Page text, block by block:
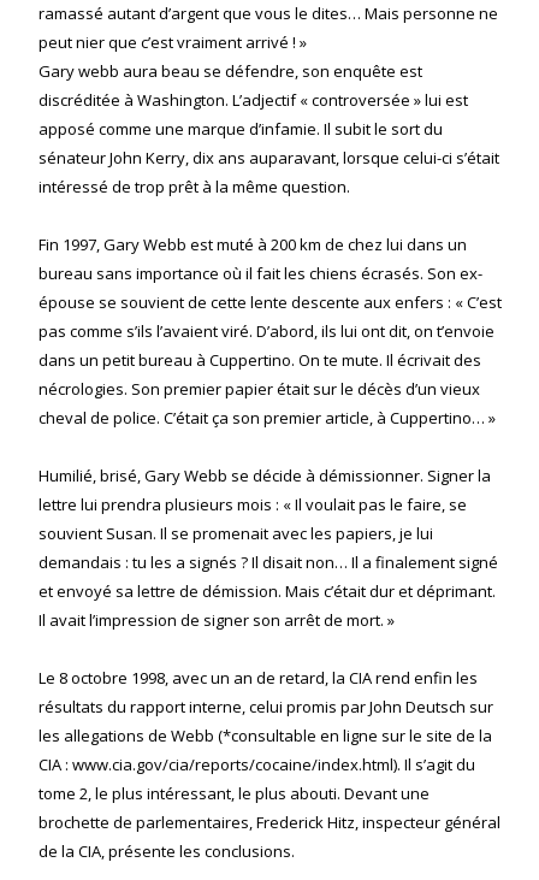
ramassé autant d’argent que vous le dites… Mais personne ne
peut nier que c’est vraiment arrivé ! »
Gary webb aura beau se défendre, son enquête est
discréditée à Washington. L’adjectif « controversée » lui est
apposé comme une marque d’infamie. Il subit le sort du
sénateur John Kerry, dix ans auparavant, lorsque celui-ci s’était
intéressé de trop prêt à la même question.
Fin 1997, Gary Webb est muté à 200 km de chez lui dans un
bureau sans importance où il fait les chiens écrasés. Son ex-
épouse se souvient de cette lente descente aux enfers : « C’est
pas comme s’ils l’avaient viré. D’abord, ils lui ont dit, on t’envoie
dans un petit bureau à Cuppertino. On te mute. Il écrivait des
nécrologies. Son premier papier était sur le décès d’un vieux
cheval de police. C’était ça son premier article, à Cuppertino… »
Humilié, brisé, Gary Webb se décide à démissionner. Signer la
lettre lui prendra plusieurs mois : « Il voulait pas le faire, se
souvient Susan. Il se promenait avec les papiers, je lui
demandais : tu les a signés ? Il disait non… Il a finalement signé
et envoyé sa lettre de démission. Mais c’était dur et déprimant.
Il avait l’impression de signer son arrêt de mort. »
Le 8 octobre 1998, avec un an de retard, la CIA rend enfin les
résultats du rapport interne, celui promis par John Deutsch sur
les allegations de Webb (*consultable en ligne sur le site de la
CIA : www.cia.gov/cia/reports/cocaine/index.html). Il s’agit du
tome 2, le plus intéressant, le plus abouti. Devant une
brochette de parlementaires, Frederick Hitz, inspecteur général
de la CIA, présente les conclusions.